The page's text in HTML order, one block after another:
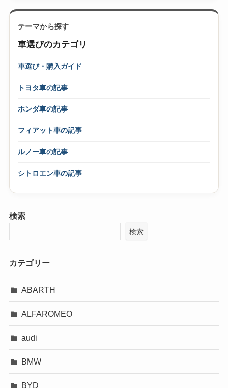
テーマから探す
車選びのカテゴリ
車選び・購入ガイド
トヨタ車の記事
ホンダ車の記事
フィアット車の記事
ルノー車の記事
シトロエン車の記事
検索
検索
カテゴリー
ABARTH
ALFAROMEO
audi
BMW
BYD